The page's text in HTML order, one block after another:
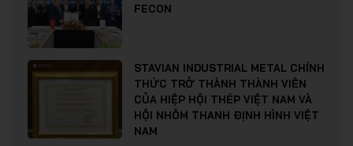
FECON
STAVIAN INDUSTRIAL METAL CHÍNH
THỨC TRỞ THÀNH THÀNH VIÊN
CỦA HIỆP HỘI THÉP VIỆT NAM VÀ
HỘI NHÔM THANH ĐỊNH HÌNH VIỆT
NAM